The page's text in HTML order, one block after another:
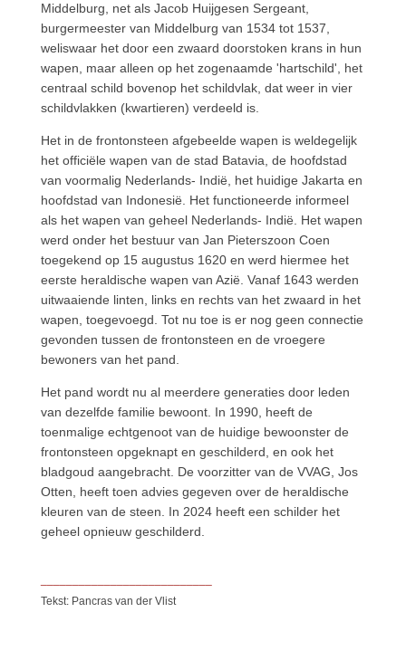
Middelburg, net als Jacob Huijgesen Sergeant,
burgermeester van Middelburg van 1534 tot 1537,
weliswaar het door een zwaard doorstoken krans in hun
wapen, maar alleen op het zogenaamde 'hartschild', het
centraal schild bovenop het schildvlak, dat weer in vier
schildvlakken (kwartieren) verdeeld is.
Het in de frontonsteen afgebeelde wapen is weldegelijk
het officiële wapen van de stad Batavia, de hoofdstad
van voormalig Nederlands- Indië, het huidige Jakarta en
hoofdstad van Indonesië. Het functioneerde informeel
als het wapen van geheel Nederlands- Indië. Het wapen
werd onder het bestuur van Jan Pieterszoon Coen
toegekend op 15 augustus 1620 en werd hiermee het
eerste heraldische wapen van Azië. Vanaf 1643 werden
uitwaaiende linten, links en rechts van het zwaard in het
wapen, toegevoegd. Tot nu toe is er nog geen connectie
gevonden tussen de frontonsteen en de vroegere
bewoners van het pand.
Het pand wordt nu al meerdere generaties door leden
van dezelfde familie bewoont. In 1990, heeft de
toenmalige echtgenoot van de huidige bewoonster de
frontonsteen opgeknapt en geschilderd, en ook het
bladgoud aangebracht. De voorzitter van de VVAG, Jos
Otten, heeft toen advies gegeven over de heraldische
kleuren van de steen. In 2024 heeft een schilder het
geheel opnieuw geschilderd.
Tekst: Pancras van der Vlist